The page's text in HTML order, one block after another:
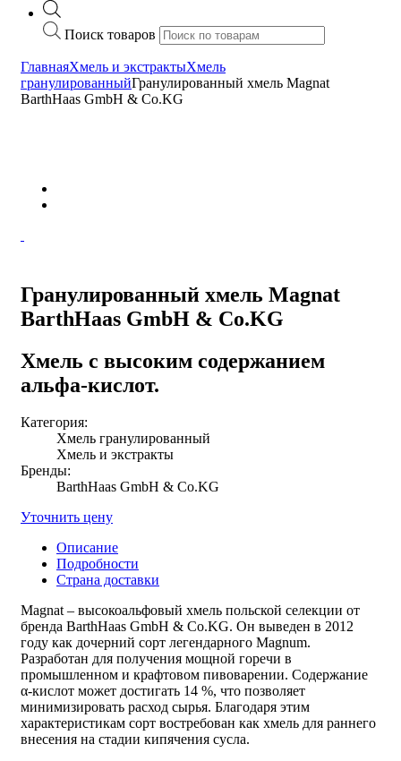
Поиск товаров
ГлавнаяХмель и экстрактыХмель
гранулированныйГранулированный хмель Magnat
BarthHaas GmbH & Co.KG
Гранулированный хмель Magnat
BarthHaas GmbH & Co.KG
Хмель с высоким содержанием
альфа-кислот.
Категория:
Хмель гранулированный
Хмель и экстракты
Бренды:
BarthHaas GmbH & Co.KG
Уточнить цену
Описание
Подробности
Страна доставки
Magnat – высокоальфовый хмель польской селекции от
бренда BarthHaas GmbH & Co.KG. Он выведен в 2012
году как дочерний сорт легендарного Magnum.
Разработан для получения мощной горечи в
промышленном и крафтовом пивоварении. Содержание
α-кислот может достигать 14 %, что позволяет
минимизировать расход сырья. Благодаря этим
характеристикам сорт востребован как хмель для раннего
внесения на стадии кипячения сусла.